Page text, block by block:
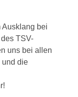
bei
TSV-
uns bei allen
und die